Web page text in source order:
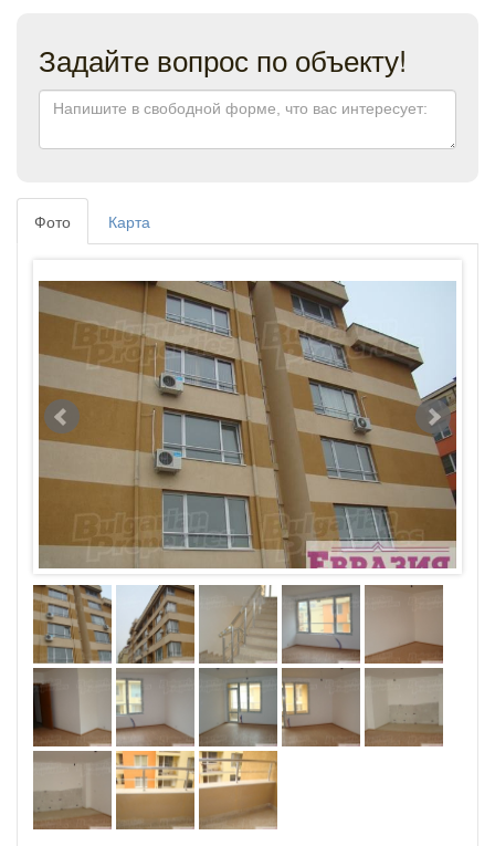
Задайте вопрос по объекту!
Фото Карта